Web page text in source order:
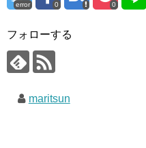
error 0 0
フォローする
maritsun